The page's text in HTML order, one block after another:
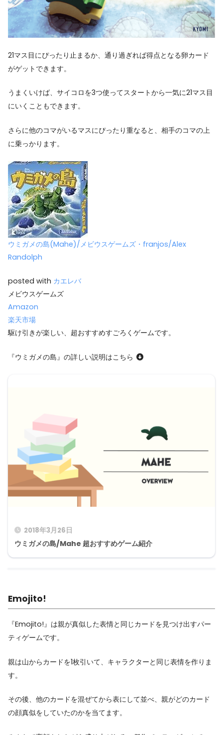
21マス目にぴったり止まるか、通り過ぎれば得点となる卵カード
がゲットできます。
うまくいけば、サイコロを3つ使ってスタートから一気に21マス目
にいくこともできます。
さらに他のコマがいるマスにぴったり重なると、相手のコマの上
に乗っかります。
ウミガメの島(Mahe)/メビウスゲームズ・franjos/Alex
Randolph
posted with カエレバ
メビウスゲームズ
Amazon
楽天市場
駆け引きが楽しい、超おすすめすごろくゲームです。
『ウミガメの島』の詳しい説明はこちら
2018年3月26日
ウミガメの島/Mahe 超おすすめゲーム紹介
Emojito!
『Emojito!』は親が真似した表情と同じカードを見つけ出すパー
ティゲームです。
親は山からカードを1枚引いて、キャラクターと同じ表情を作りま
す。
その後、他のカードを混ぜてから表にして並べ、親がどのカード
の顔真似をしていたのかを当てます。